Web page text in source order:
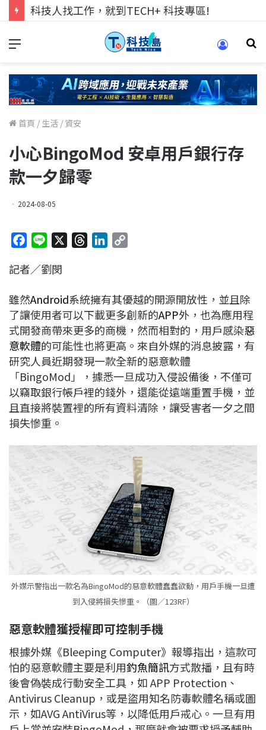
科技人找工作，就到TECH+ 科技專區!
首頁 / 生活 / 資安
小心BingoMod 安卓用戶銀行存
款一夕歸零
2024-08-05
c
b
o
o
k
n
a
d
s
e
d
I
n
L
i
n
k
記者／劉閔
雖然Android系統擁有其優越的開源開放性，並且除
了讓使用者可以下載更多創新的APP外，也為應用程
式開發商帶來更多的商機，然而相對的，用戶感染惡
意軟體的可能性也將更高。來自外媒的消息披露，有
研究人員近期發現一款全新的惡意軟體
「BingoMod」，據悉一旦成功入侵設備後，不僅可
以竊取銀行帳戶裡的錢外，還能從遠端重置手機，並
且直接將裝置裡的所有資料清除，讓受害者一夕之間
損失慘重。
外媒示警指出一款名為BingoMod的惡意軟體蠢蠢欲動，用戶手機一旦遭
到入侵將損失慘重。（圖／123RF）
惡意軟體獲授權即可控制手機
根據外媒《Bleeping Computer》報導指出，這款可
怕的惡意軟體主要是利用釣魚簡訊方式散播，且有時
後會偽裝成行動安全工具，如 APP Protection、
Antivirus Cleanup，或是盜用知名防毒軟體名稱或圖
示，如AVG AntiVirus等，以降低用戶戒心。一旦有用